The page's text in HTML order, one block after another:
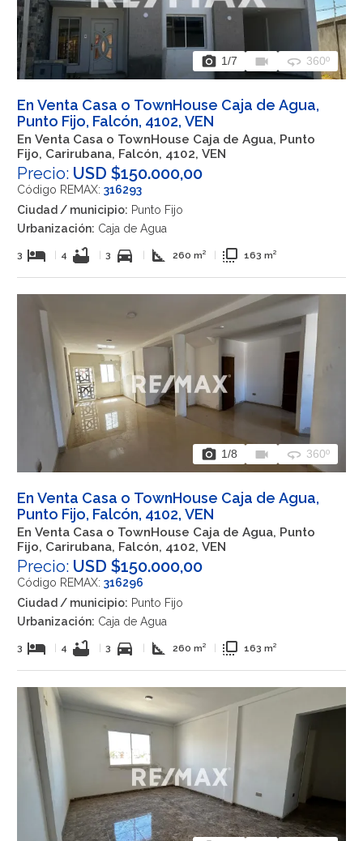
photo_camera 1/7 videocam 360 360º
En Venta Casa o TownHouse Caja de Agua,
Punto Fijo, Falcón, 4102, VEN
En Venta Casa o TownHouse Caja de Agua, Punto
Fijo, Carirubana, Falcón, 4102, VEN
Precio: USD $150.000,00
Código REMAX: 316293
Ciudad / municipio: Punto Fijo
Urbanización: Caja de Agua
3 hotel 4 bathtub 3 directions_car square_foot 260 m² flip_to_front 163 m²
photo_camera 1/8 videocam 360 360º
En Venta Casa o TownHouse Caja de Agua,
Punto Fijo, Falcón, 4102, VEN
En Venta Casa o TownHouse Caja de Agua, Punto
Fijo, Carirubana, Falcón, 4102, VEN
Precio: USD $150.000,00
Código REMAX: 316296
Ciudad / municipio: Punto Fijo
Urbanización: Caja de Agua
3 hotel 4 bathtub 3 directions_car square_foot 260 m² flip_to_front 163 m²